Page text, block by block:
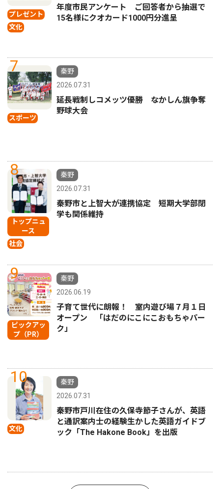
プレゼント
文化
年度市民アンケート ご回答者から抽選で
15名様にクオカード1000円分進呈
7
スポーツ
秦野
2026.07.31
延長戦制しコメッツ優勝 なかしん旗争奪
野球大会
8
トップニュ
ース
社会
秦野
2026.07.31
秦野市と上智大が連携協定 短期大学部閉
学も関係維持
9
ピックアッ
プ（PR）
秦野
2026.06.19
子育て世代に朗報！ 室内遊び場７月１日
オープン 「はだのにこにこおもちゃパー
ク」
10
文化
秦野
2026.07.31
秦野市戸川在住の久保寺節子さんが、英語
と通訳案内士の経験生かした英語ガイドブ
ック「The Hakone Book」を出版